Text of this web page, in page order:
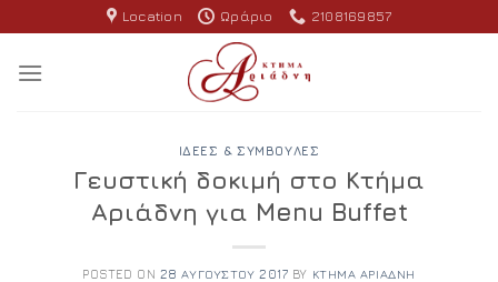
content
Location Ωράριο 2108169857
ΙΔΈΕΣ & ΣΥΜΒΟΥΛΈΣ
Γευστική δοκιμή στο Κτήμα
Αριάδνη για Menu Buffet
POSTED ON 28 ΑΥΓΟΎΣΤΟΥ 2017 BY ΚΤΉΜΑ ΑΡΙΆΔΝΗ